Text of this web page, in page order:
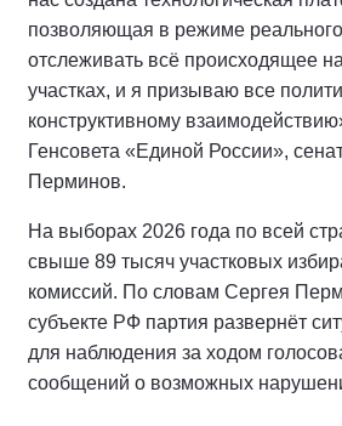
позволяющая в режиме
отслеживать всё происходящее
участках, и я призываю все
конструктивному
Генсовета «Единой России»,
Перминов.
На выборах 2026 года по всей
свыше 89 тысяч участковых
комиссий. По словам Сергея
субъекте РФ партия развернёт
для наблюдения за ходом
сообщений о возможных